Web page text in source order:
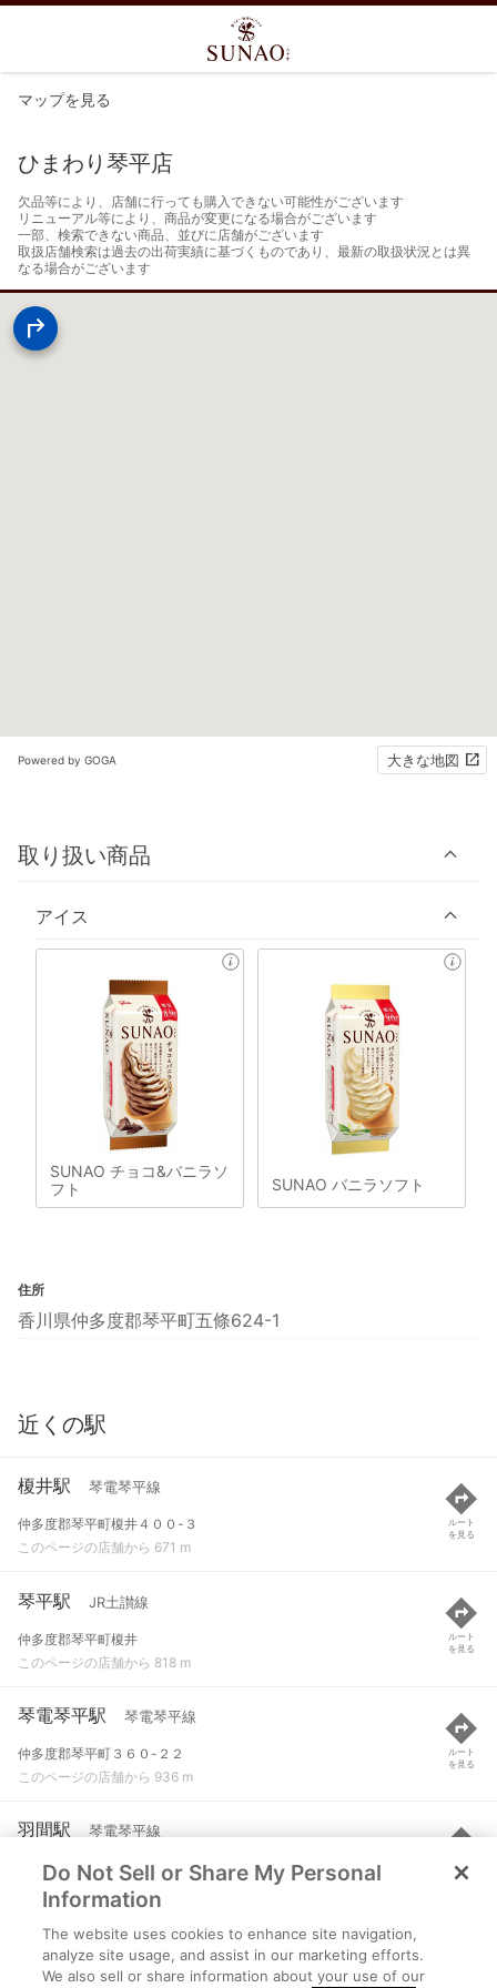
マップを見る
ひまわり琴平店
欠品等により、店舗に行っても購入できない可能性がございます
リニューアル等により、商品が変更になる場合がございます
一部、検索できない商品、並びに店舗がございます
取扱店舗検索は過去の出荷実績に基づくものであり、最新の取扱状況とは異
なる場合がございます
Powered by GOGA 大きな地図
取り扱い商品
アイス
SUNAO チョコ&バニラソ
フト
SUNAO バニラソフト
住所
香川県仲多度郡琴平町五條624-1
近くの駅
榎井駅 琴電琴平線
仲多度郡琴平町榎井４００-３
このページの店舗から 671 m
ルート
を見る
琴平駅 JR土讃線
仲多度郡琴平町榎井
このページの店舗から 818 m
ルート
を見る
琴電琴平駅 琴電琴平線
仲多度郡琴平町３６０-２２
このページの店舗から 936 m
ルート
を見る
羽間駅 琴電琴平線
仲多度郡まんのう町東高篠２３８６
このページの店舗から 2.9 km
ルート
を見る
塩入駅 JR土讃線
香川県仲多度郡まんのう町帆山
Do Not Sell or Share My Personal
Information
The website uses cookies to enhance site navigation,
analyze site usage, and assist in our marketing efforts.
We also sell or share information about your use of our